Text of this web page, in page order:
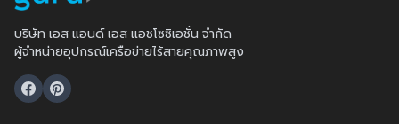
บริษัท เอส แอนด์ เอส แอชโซซิเอชั่น จำกัด
ผู้จำหน่ายอุปกรณ์เครือข่ายไร้สายคุณภาพสูง